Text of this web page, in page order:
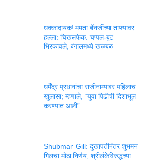
धक्कादायक! ममता बॅनर्जींच्या ताफ्यावर
हल्ला; चिखलफेक, चप्पल-बूट
भिरकावले, बंगालमध्ये खळबळ
धर्मेंद्र प्रधानांचा राजीनाम्यावर पहिलाच
खुलासा; म्हणाले, “युवा पिढीची दिशाभूल
करण्यात आली”
Shubman Gill: दुखापतीनंतर शुभमन
गिलचा मोठा निर्णय; श्रीलंकेविरुद्धच्या